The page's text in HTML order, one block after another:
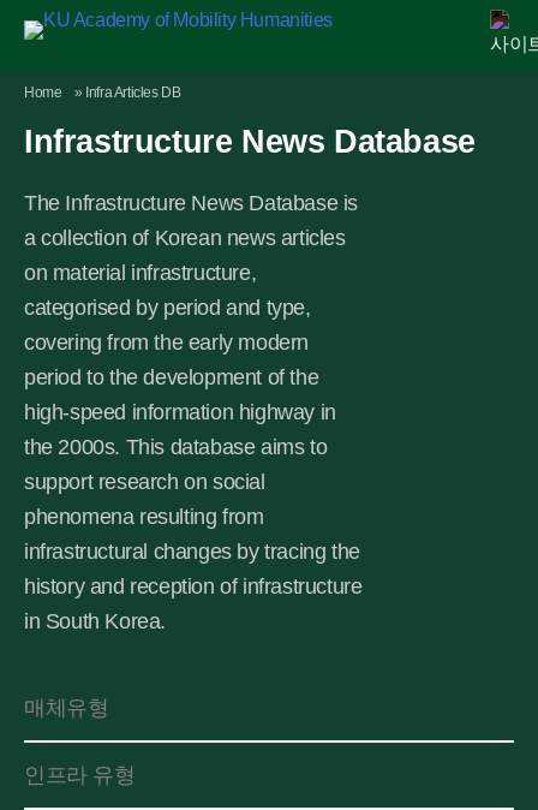
Skip
content
AMH MHE Agenda
Home » Infra Articles DB
Infrastructure News Database
The Infrastructure News Database is
a collection of Korean news articles
on material infrastructure,
categorised by period and type,
covering from the early modern
period to the development of the
high-speed information highway in
the 2000s. This database aims to
support research on social
phenomena resulting from
infrastructural changes by tracing the
history and reception of infrastructure
in South Korea.